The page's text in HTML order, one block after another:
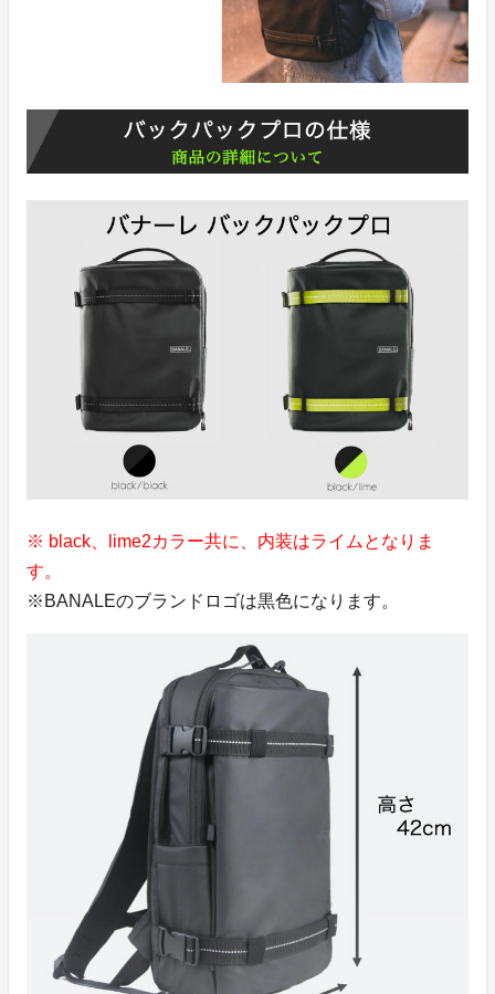
※ black、lime2カラー共に、内装はライムとなりま
す。
※BANALEのブランドロゴは黒色になります。